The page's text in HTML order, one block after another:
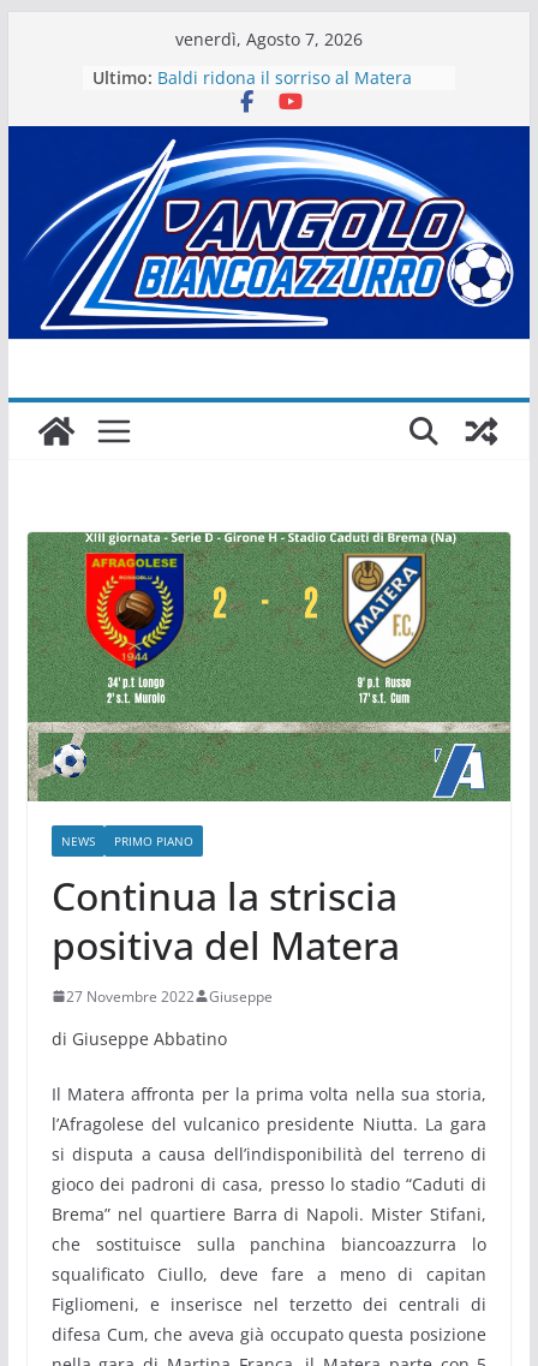
venerdì, Agosto 7, 2026
Ultimo: Baldi ridona il sorriso al Matera
La stagione del Matera 1933 al via
tra i fuochi d’artificio
Il Matera 1933 al lavoro per un
grande futuro. Video intervista col
presidente Michele Motta
Il Bue rinasce. E Matera sogna
Matera – Palmese “nulla” di fatto
NEWS PRIMO PIANO
Continua la striscia
positiva del Matera
27 Novembre 2022 Giuseppe
di Giuseppe Abbatino
Il Matera affronta per la prima volta nella sua storia,
l’Afragolese del vulcanico presidente Niutta. La gara
si disputa a causa dell’indisponibilità del terreno di
gioco dei padroni di casa, presso lo stadio “Caduti di
Brema” nel quartiere Barra di Napoli. Mister Stifani,
che sostituisce sulla panchina biancoazzurra lo
squalificato Ciullo, deve fare a meno di capitan
Figliomeni, e inserisce nel terzetto dei centrali di
difesa Cum, che aveva già occupato questa posizione